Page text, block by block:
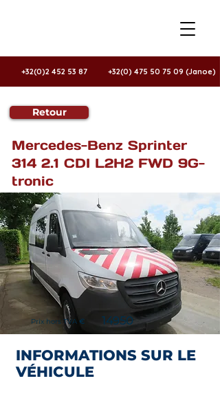
+32(0)2 452 53 87 +32(0) 475 50 75 09 (Janoe)
Retour
Mercedes-Benz Sprinter
314 2.1 CDI L2H2 FWD 9G-
tronic
Prix hors TVA € 14950
INFORMATIONS SUR LE
VÉHICULE